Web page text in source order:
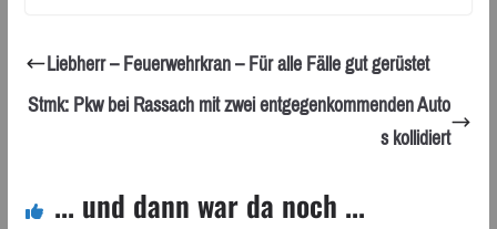
Liebherr – Feuerwehrkran – Für alle Fälle gut gerüstet
Stmk: Pkw bei Rassach mit zwei entgegenkommenden Auto
s kollidiert
... und dann war da noch ...